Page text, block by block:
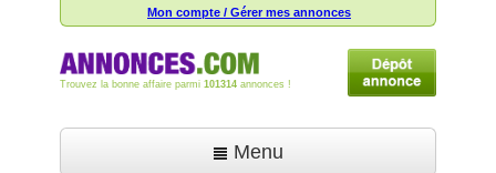
Mon compte / Gérer mes annonces
Trouvez la bonne affaire parmi 101314 annonces !
Menu